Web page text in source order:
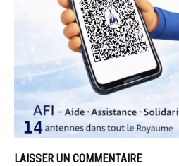
LAISSER UN COMMENTAIRE